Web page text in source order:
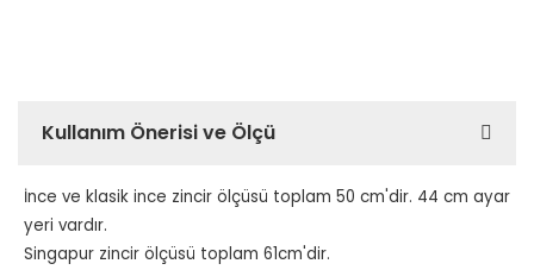
Kullanım Önerisi ve Ölçü
İnce ve klasik ince zincir ölçüsü toplam 50 cm'dir. 44 cm ayar
yeri vardır.
Singapur zincir ölçüsü toplam 61cm'dir.